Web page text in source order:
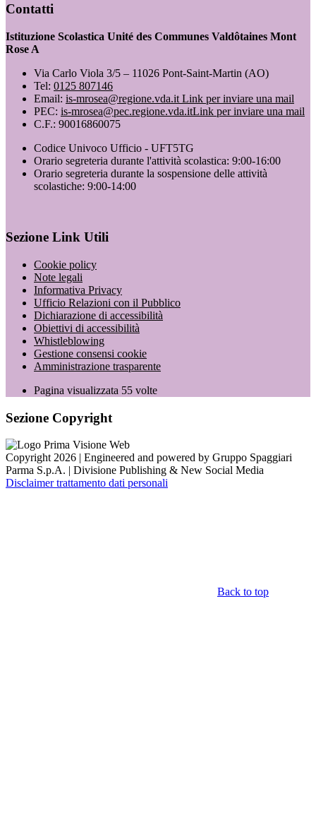
Contatti
Istituzione Scolastica Unité des Communes Valdôtaines Mont
Rose A
Via Carlo Viola 3/5 – 11026 Pont-Saint-Martin (AO)
Tel: 0125 807146
Email: is-mrosea@regione.vda.it Link per inviare una mail
PEC: is-mrosea@pec.regione.vda.itLink per inviare una mail
C.F.: 90016860075
Codice Univoco Ufficio - UFT5TG
Orario segreteria durante l'attività scolastica: 9:00-16:00
Orario segreteria durante la sospensione delle attività
scolastiche: 9:00-14:00
Sezione Link Utili
Cookie policy
Note legali
Informativa Privacy
Ufficio Relazioni con il Pubblico
Dichiarazione di accessibilità
Obiettivi di accessibilità
Whistleblowing
Gestione consensi cookie
Amministrazione trasparente
Pagina visualizzata 55 volte
Sezione Copyright
Copyright 2026 | Engineered and powered by Gruppo Spaggiari
Parma S.p.A. | Divisione Publishing & New Social Media
Disclaimer trattamento dati personali
Back to top